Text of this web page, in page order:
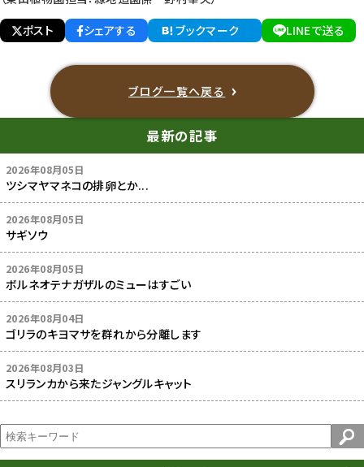
ポスト
シェアする ブックマーク LINEで送る
ブログ一覧へ戻る
最新の記事
2026年08月05日
ツシマヤマネコの排卵とか...
2026年08月05日
サギソウ
2026年08月05日
ボルネオテナガザルのミューはすごい
2026年08月04日
ゴリラのキヨマサを群れから分離します
2026年08月03日
スリランカから来たジャングルキャット